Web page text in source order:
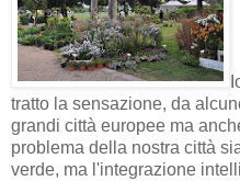
tratto la sensazione, da
grandi città europee ma
problema della nostra città
verde, ma l'integrazione